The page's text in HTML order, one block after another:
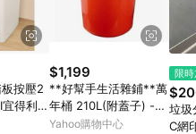
按壓2
得利家
$1,199
**好幫手生活雜鋪**萬
年桶 210L(附蓋子) ---
--儲水桶.營業用垃圾
Yahoo購物中心
限
垃圾
C網